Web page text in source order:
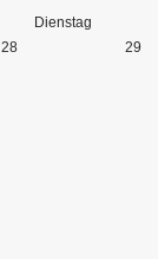
Dienstag
28 29